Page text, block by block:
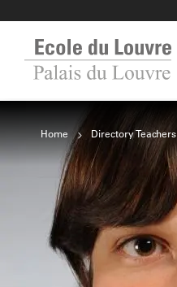
Home Directory Teachers